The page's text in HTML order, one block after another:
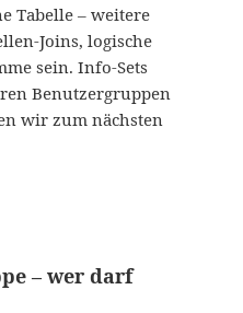
Tabelle – weitere
Joins, logische
sein. Info-Sets
Benutzergruppen
wir zum nächsten
– wer darf